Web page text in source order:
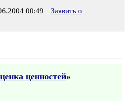
00:49
Заявить о
ценностей»